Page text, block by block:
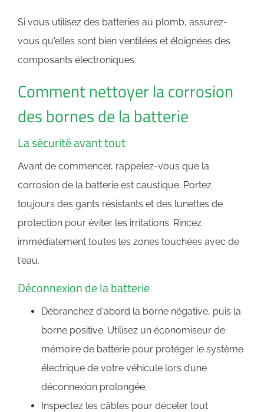
Si vous utilisez des batteries au plomb, assurez-
vous qu'elles sont bien ventilées et éloignées des
composants électroniques.
Comment nettoyer la corrosion
des bornes de la batterie
La sécurité avant tout
Avant de commencer, rappelez-vous que la
corrosion de la batterie est caustique. Portez
toujours des gants résistants et des lunettes de
protection pour éviter les irritations. Rincez
immédiatement toutes les zones touchées avec de
l'eau.
Déconnexion de la batterie
Débranchez d'abord la borne négative, puis la
borne positive. Utilisez un économiseur de
mémoire de batterie pour protéger le système
électrique de votre véhicule lors d’une
déconnexion prolongée.
Inspectez les câbles pour déceler tout